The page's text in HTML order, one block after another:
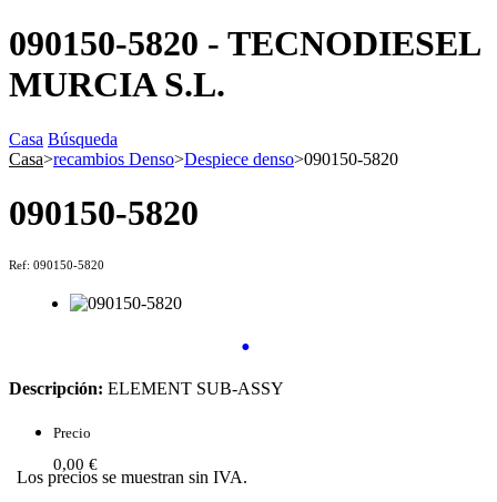
090150-5820 - TECNODIESEL
MURCIA S.L.
Casa Búsqueda
Casa>recambios Denso>Despiece denso>090150-5820
090150-5820
Ref: 090150-5820
•
Descripción: ELEMENT SUB-ASSY
Precio
0,00 €
Los precios se muestran sin IVA.